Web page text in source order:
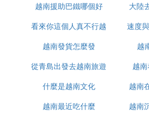
境
越南援助巴鐵哪個好
大陸
看來你這個人真不行越
南語怎麼說
速度
越南發貨怎麼發
越
從青島出發去越南旅遊
怎麼辦
越
什麼是越南文化
越南
越南最近吃什麼
越南